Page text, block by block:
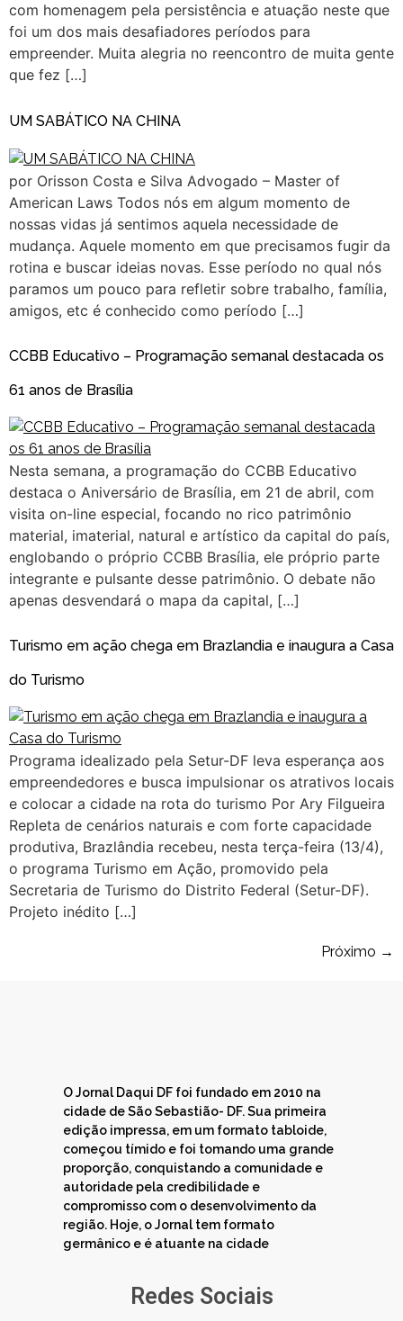
com homenagem pela persistência e atuação neste que
foi um dos mais desafiadores períodos para
empreender. Muita alegria no reencontro de muita gente
que fez […]
UM SABÁTICO NA CHINA
por Orisson Costa e Silva Advogado – Master of
American Laws Todos nós em algum momento de
nossas vidas já sentimos aquela necessidade de
mudança. Aquele momento em que precisamos fugir da
rotina e buscar ideias novas. Esse período no qual nós
paramos um pouco para refletir sobre trabalho, família,
amigos, etc é conhecido como período […]
CCBB Educativo – Programação semanal destacada os
61 anos de Brasília
Nesta semana, a programação do CCBB Educativo
destaca o Aniversário de Brasília, em 21 de abril, com
visita on-line especial, focando no rico patrimônio
material, imaterial, natural e artístico da capital do país,
englobando o próprio CCBB Brasília, ele próprio parte
integrante e pulsante desse patrimônio. O debate não
apenas desvendará o mapa da capital, […]
Turismo em ação chega em Brazlandia e inaugura a Casa
do Turismo
Programa idealizado pela Setur-DF leva esperança aos
empreendedores e busca impulsionar os atrativos locais
e colocar a cidade na rota do turismo Por Ary Filgueira
Repleta de cenários naturais e com forte capacidade
produtiva, Brazlândia recebeu, nesta terça-feira (13/4),
o programa Turismo em Ação, promovido pela
Secretaria de Turismo do Distrito Federal (Setur-DF).
Projeto inédito […]
Próximo →
O Jornal Daqui DF foi fundado em 2010 na
cidade de São Sebastião- DF. Sua primeira
edição impressa, em um formato tabloide,
começou tímido e foi tomando uma grande
proporção, conquistando a comunidade e
autoridade pela credibilidade e
compromisso com o desenvolvimento da
região. Hoje, o Jornal tem formato
germânico e é atuante na cidade
Redes Sociais